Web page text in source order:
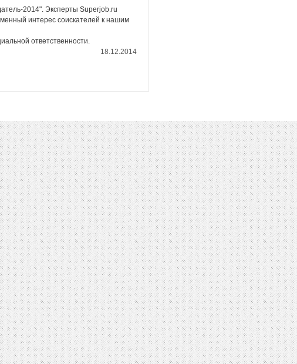
2014". Эксперты Superjob.ru
интерес соискателей к нашим
ответственности.
18.12.2014